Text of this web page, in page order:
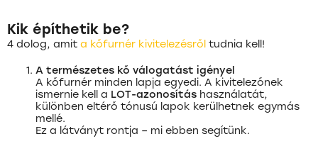
Kik építhetik be?
4 dolog, amit a kőfurnér kivitelezésről tudnia kell!
A természetes kő válogatást igényel
A kőfurnér minden lapja egyedi. A kivitelezőnek
ismernie kell a LOT-azonosítás használatát,
különben eltérő tónusú lapok kerülhetnek egymás
mellé.
Ez a látványt rontja – mi ebben segítünk.